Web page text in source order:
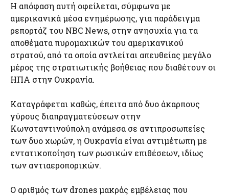
Η απόφαση αυτή οφείλεται, σύμφωνα με
αμερικανικά μέσα ενημέρωσης, για παράδειγμα
ρεπορτάζ του NBC News, στην ανησυχία για τα
αποθέματα πυρομαχικών του αμερικανικού
στρατού, από τα οποία αντλείται απευθείας μεγάλο
μέρος της στρατιωτικής βοήθειας που διαθέτουν οι
ΗΠΑ στην Ουκρανία.
Καταγράφεται καθώς, έπειτα από δυο άκαρπους
γύρους διαπραγματεύσεων στην
Κωνσταντινούπολη ανάμεσα σε αντιπροσωπείες
των δυο χωρών, η Ουκρανία είναι αντιμέτωπη με
εντατικοποίηση των ρωσικών επιθέσεων, ιδίως
των αντιαεροπορικών.
Ο αριθμός των drones μακράς εμβέλειας που